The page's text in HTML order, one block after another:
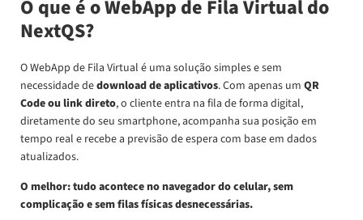
O que é o WebApp de Fila Virtual do
NextQS?
O WebApp de Fila Virtual é uma solução simples e sem
necessidade dedownload de aplicativos. Com apenas um QR
Code ou link direto, o cliente entra na fila de forma digital,
diretamente do seu smartphone, acompanha sua posição em
tempo real e recebe a previsão de espera com base em dados
atualizados.
O melhor: tudo acontece no navegador do celular, sem
complicação e sem filas físicas desnecessárias.